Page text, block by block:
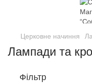
Церковне начиння
Лампади та
Фільтр